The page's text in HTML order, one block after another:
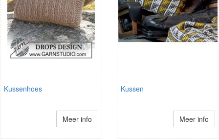
Kussenhoes
Meer info
Kussen
Meer info